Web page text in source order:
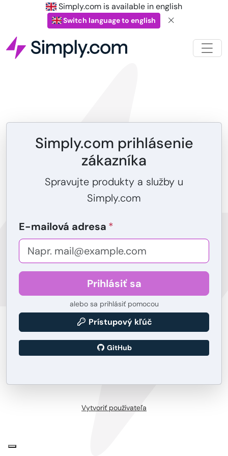
Simply.com is available in english
Switch language to english
Simply.com prihlásenie
zákazníka
Spravujte produkty a služby u
Simply.com
E-mailová adresa
Prihlásiť sa
alebo sa prihlásiť pomocou
Prístupový kľúč
GitHub
Vytvoriť používateľa